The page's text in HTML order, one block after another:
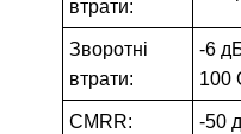
втрати:
Зворотні
втрати:
-6
100
CMRR: -50